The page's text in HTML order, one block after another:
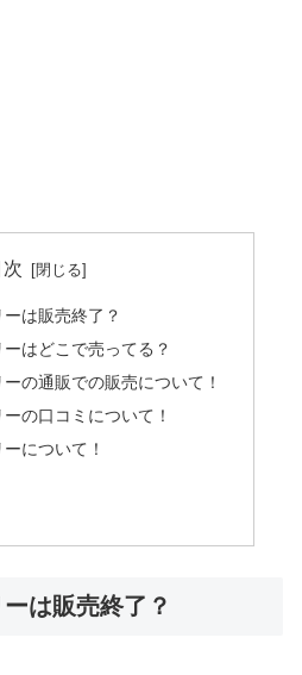
次
は販売終了？
はどこで売ってる？
の通販での販売について！
の口コミについて！
について！
は販売終了？